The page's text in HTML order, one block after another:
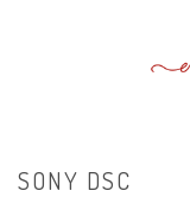
SONY DSC